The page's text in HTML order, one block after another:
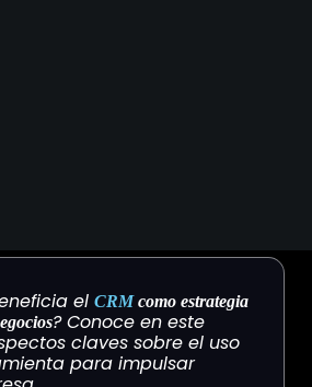
el CRMcomo estrategia
? Conoce en este
claves sobre el uso
para impulsar